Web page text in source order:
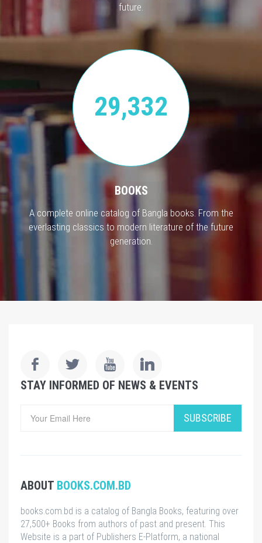
future.
29,332
BOOKS
A complete online catalog of Bangla books. From the
everlasting classics to modern literature of the future
generation.
STAY INFORMED OF NEWS & EVENTS
SUBSCRIBE
ABOUT BOOKS.COM.BD
books.com.bd is a catalog of Bangla Books, featuring over
27,500+ Books from authors of past and present. This
Website is a part of Publishers E-Platform, a national